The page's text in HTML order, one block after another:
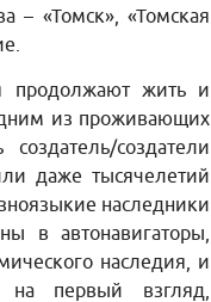
– «Томск», «Томская
продолжают жить и
из проживающих
создатели
даже тысячелетий
наследники
в автонавигаторы,
наследия, и
первый взгляд,